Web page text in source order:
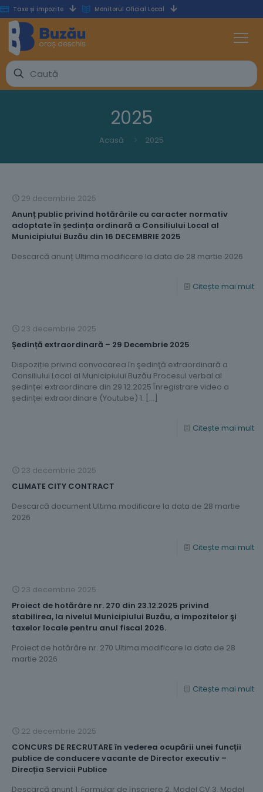
Taxe și impozite Monitorul Oficial Local
2025
Acasă 2025
29 decembrie 2025
Anunț public privind hotărârile cu caracter normativ
adoptate în ședința ordinară a Consiliului Local al
Municipiului Buzău din 16 DECEMBRIE 2025
Descarcă anunț Ultima modificare la data de 28 martie 2026
Citește mai mult
23 decembrie 2025
Ședință extraordinară – 29 Decembrie 2025
Dispoziție privind convocarea în şedinţă extraordinară a
Consiliului Local al Municipiului Buzău Procesul verbal al
ședinței extraordinare din 29.12.2025 Înregistrare video a
ședinței extraordinare (Youtube) 1. […]
Citește mai mult
23 decembrie 2025
CLIMATE CITY CONTRACT
Descarcă document Ultima modificare la data de 28 martie
2026
Citește mai mult
23 decembrie 2025
Proiect de hotărâre nr. 270 din 23.12.2025 privind
stabilirea, la nivelul Municipiului Buzău, a impozitelor şi
taxelor locale pentru anul fiscal 2026.
Proiect de hotărâre nr. 270 Ultima modificare la data de 28
martie 2026
Citește mai mult
22 decembrie 2025
CONCURS DE RECRUTARE în vederea ocupării unei funcții
publice de conducere vacante de Director executiv –
Direcția Servicii Publice
Descarcă anunț 1. Formular de înscriere 2. Model CV 3. Model